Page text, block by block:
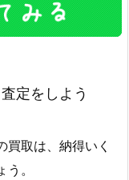
定をしよう
買取は、納得いく
。